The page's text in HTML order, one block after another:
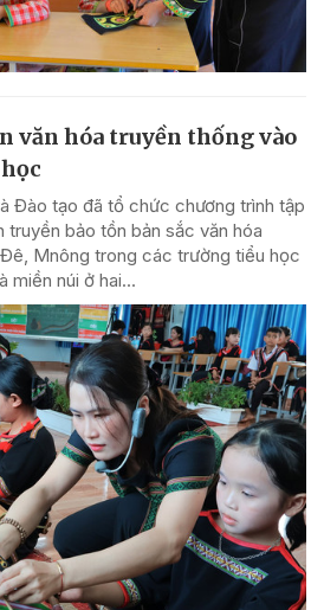
văn hóa truyền thống vào
Đào tạo đã tổ chức chương trình tập
truyền bảo tồn bản sắc văn hóa
Mnông trong các trường tiểu học
miền núi ở hai...